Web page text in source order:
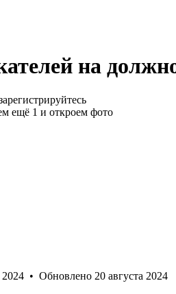
на
ещё 1 и откроем фото
2024 • Обновлено 20 августа 2024